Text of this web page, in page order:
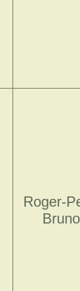
Roger-
Bruno